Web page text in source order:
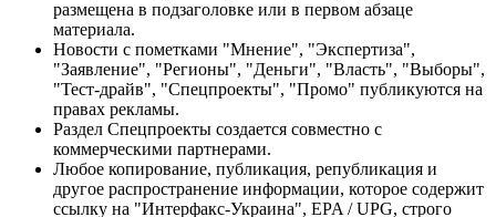
размещена в подзаголовке или в первом абзаце
материала.
Новости с пометками "Мнение", "Экспертиза",
"Заявление", "Регионы", "Деньги", "Власть", "Выборы",
"Тест-драйв", "Спецпроекты", "Промо" публикуются на
правах рекламы.
Раздел Спецпроекты создается совместно с
коммерческими партнерами.
Любое копирование, публикация, републикация и
другое распространение информации, которое содержит
ссылку на "Интерфакс-Украина", EPA / UPG, строго